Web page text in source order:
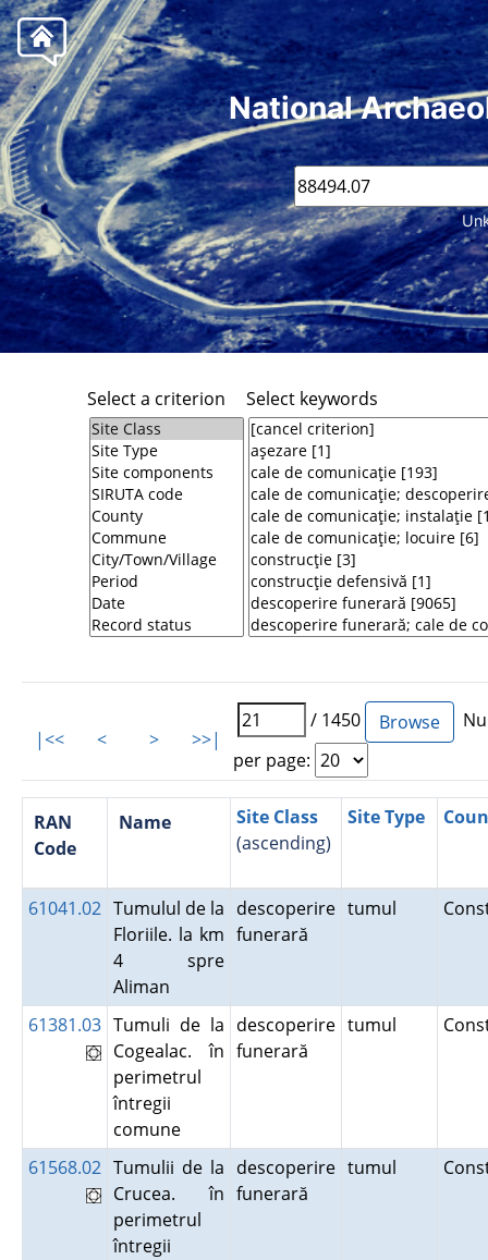
National
Select a criterion Select keywords
|<< < > >>|
/ 1450
per page:
RAN
Code
Name
Site Class
(ascending)
Site Type
61041.02 Tumulul de la
Floriile. la km
4 spre
Aliman
descoperire
funerară
tumul
61381.03 Tumuli de la
Cogealac. în
perimetrul
întregii
comune
descoperire
funerară
tumul
61568.02 Tumulii de la
Crucea. în
perimetrul
întregii
descoperire
funerară
tumul